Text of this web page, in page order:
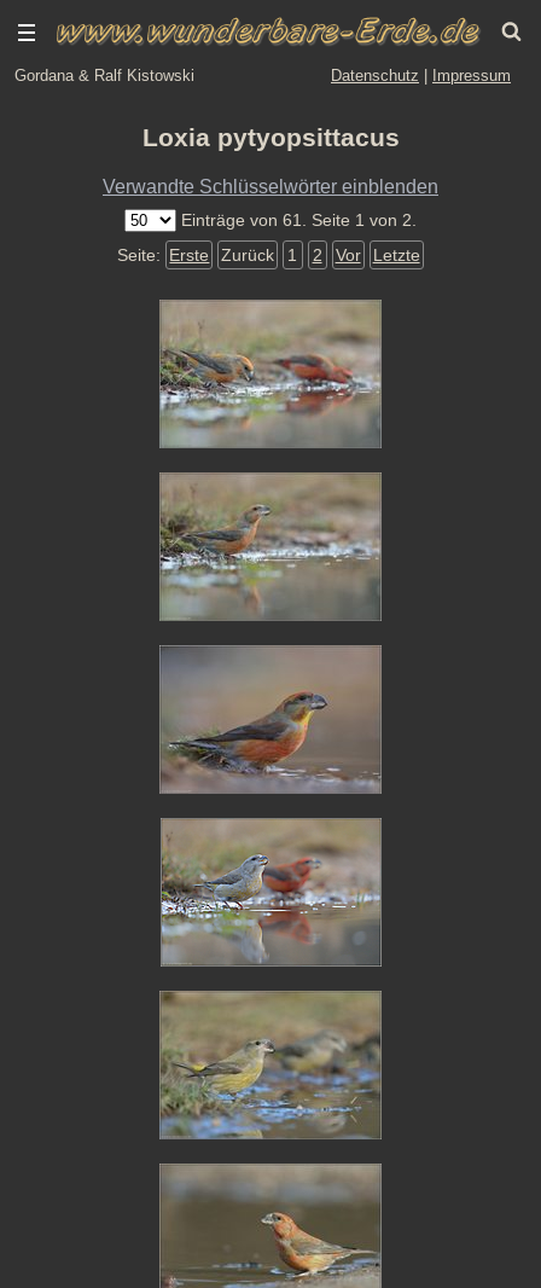
Gordana & Ralf Kistowski Datenschutz Impressum
Loxia pytyopsittacus
Verwandte Schlüsselwörter einblenden
Einträge von 61. Seite 1 von 2.
Seite: Erste Zurück 1 2 Vor Letzte